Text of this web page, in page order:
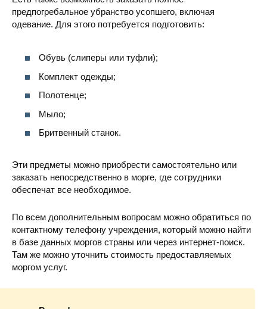
предпогребальное убранство усопшего, включая
одевание. Для этого потребуется подготовить:
Обувь (слиперы или туфли);
Комплект одежды;
Полотенце;
Мыло;
Бритвенный станок.
Эти предметы можно приобрести самостоятельно или
заказать непосредственно в морге, где сотрудники
обеспечат все необходимое.
По всем дополнительным вопросам можно обратиться по
контактному телефону учреждения, который можно найти
в базе данных моргов страны или через интернет-поиск.
Там же можно уточнить стоимость предоставляемых
моргом услуг.